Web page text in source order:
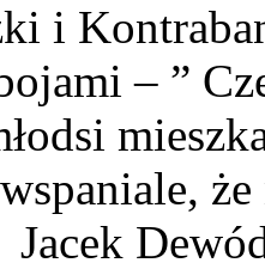
i
– ”
że
Jacek